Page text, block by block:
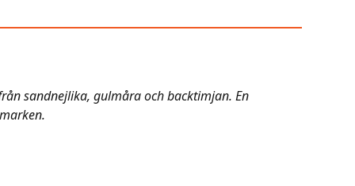
sandnejlika, gulmåra och backtimjan. En